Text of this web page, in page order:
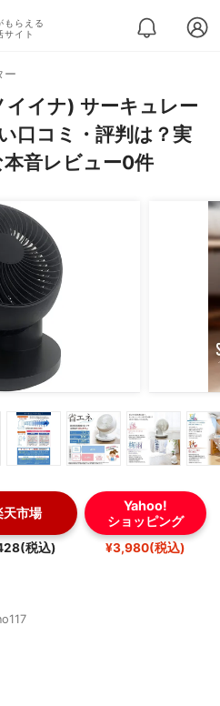
もらえる
サイト
ー
イナ) サーキュレー
口コミ・評判は？実
音レビュー0件
天市場
税込)
Yahoo!
ショッピング
¥3,980(税込)